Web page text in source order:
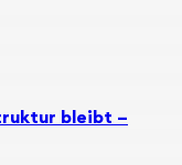
bleibt –